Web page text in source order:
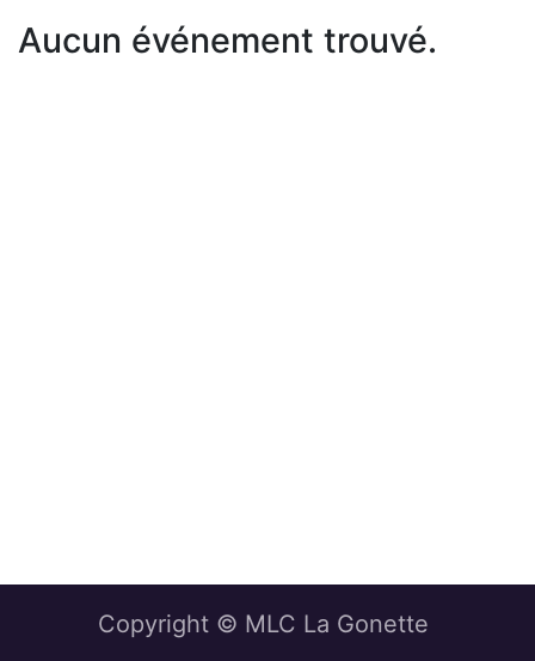
Aucun événement trouvé.
Copyright © MLC La Gonette